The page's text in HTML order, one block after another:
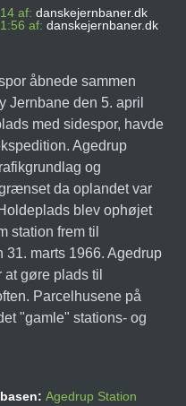
af: danskejernbaner.dk
af: danskejernbaner.dk
åbnede sammen
Jernbane den 5. april
med sidespor, havde
Agedrup
og
da oplandet var
blev ophøjet
station frem til
marts 1966. Agedrup
gøre plads til
Parcelhusene på
"gamle" stations- og
Agedrup Station